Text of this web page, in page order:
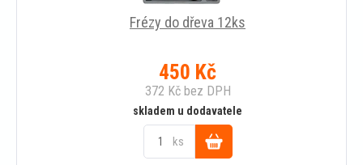
Frézy do dřeva 12ks
450 Kč
372 Kčbez DPH
skladem u dodavatele
ks